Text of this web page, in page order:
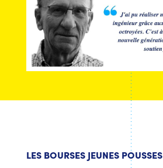
LES BOURSES JEUNES POUSSES